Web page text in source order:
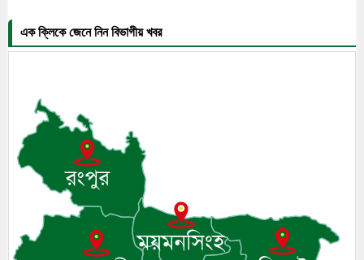
এক ক্লিকে জেনে নিন বিভাগীয় খবর